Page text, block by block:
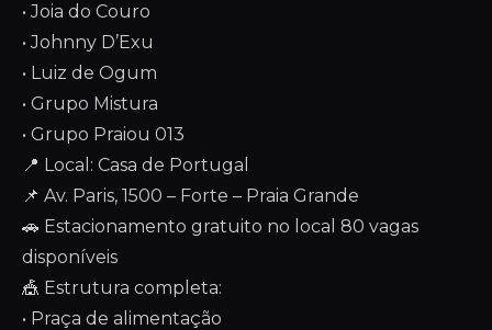
• Joia do Couro
• Johnny D’Exu
• Luiz de Ogum
• Grupo Mistura
• Grupo Praiou 013
📍 Local: Casa de Portugal
📌 Av. Paris, 1500 – Forte – Praia Grande
🚗 Estacionamento gratuito no local 80 vagas
disponíveis
🎪 Estrutura completa:
• Praça de alimentação